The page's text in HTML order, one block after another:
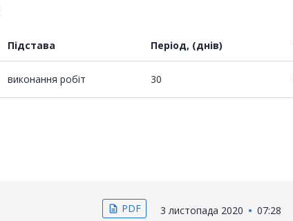
Підстава Період, (днів)
виконання робіт 30
description PDF 3 листопада 2020 07:28